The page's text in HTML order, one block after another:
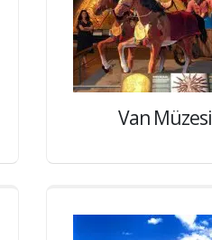
Van Müzesi